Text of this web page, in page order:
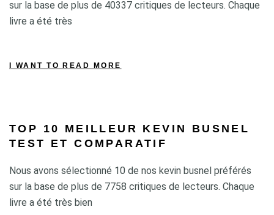
sur la base de plus de 40337 critiques de lecteurs. Chaque
livre a été très
I WANT TO READ MORE
TOP 10 MEILLEUR KEVIN BUSNEL
TEST ET COMPARATIF
Nous avons sélectionné 10 de nos kevin busnel préférés
sur la base de plus de 7758 critiques de lecteurs. Chaque
livre a été très bien